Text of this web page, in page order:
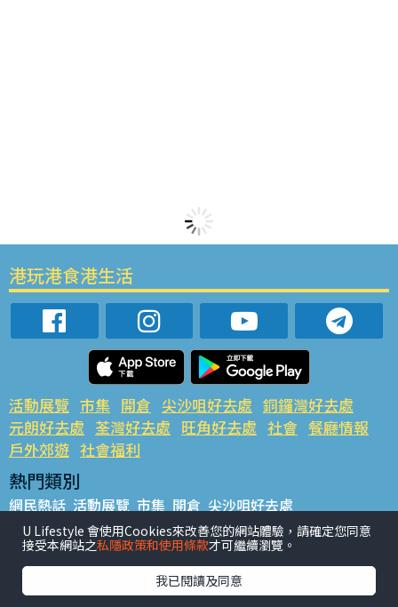
港玩港食港生活
活動展覽 市集 開倉 尖沙咀好去處 銅鑼灣好去處
元朗好去處 荃灣好去處 旺角好去處 社會 餐廳情報
戶外郊遊 社會福利
熱門類別
網民熱話 活動展覽 市集 開倉 尖沙咀好去處
銅鑼灣好去處 元朗好去處 荃灣好去處 旺角好去處 社會
餐廳情報 戶外郊遊
熱門標籤
#UGO搵好去處 #人氣活動推介 #美食社群熱話
U Lifestyle 會使用Cookies來改善您的網站體驗，請確定您同意
接受本網站之私隱政策和使用條款才可繼續瀏覽。
我已閱讀及同意